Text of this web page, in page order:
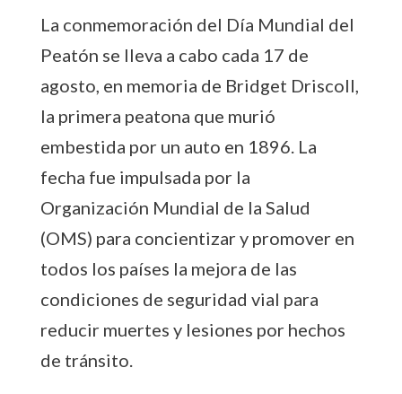
La conmemoración del Día Mundial del
Peatón se lleva a cabo cada 17 de
agosto, en memoria de Bridget Driscoll,
la primera peatona que murió
embestida por un auto en 1896. La
fecha fue impulsada por la
Organización Mundial de la Salud
(OMS) para concientizar y promover en
todos los países la mejora de las
condiciones de seguridad vial para
reducir muertes y lesiones por hechos
de tránsito.